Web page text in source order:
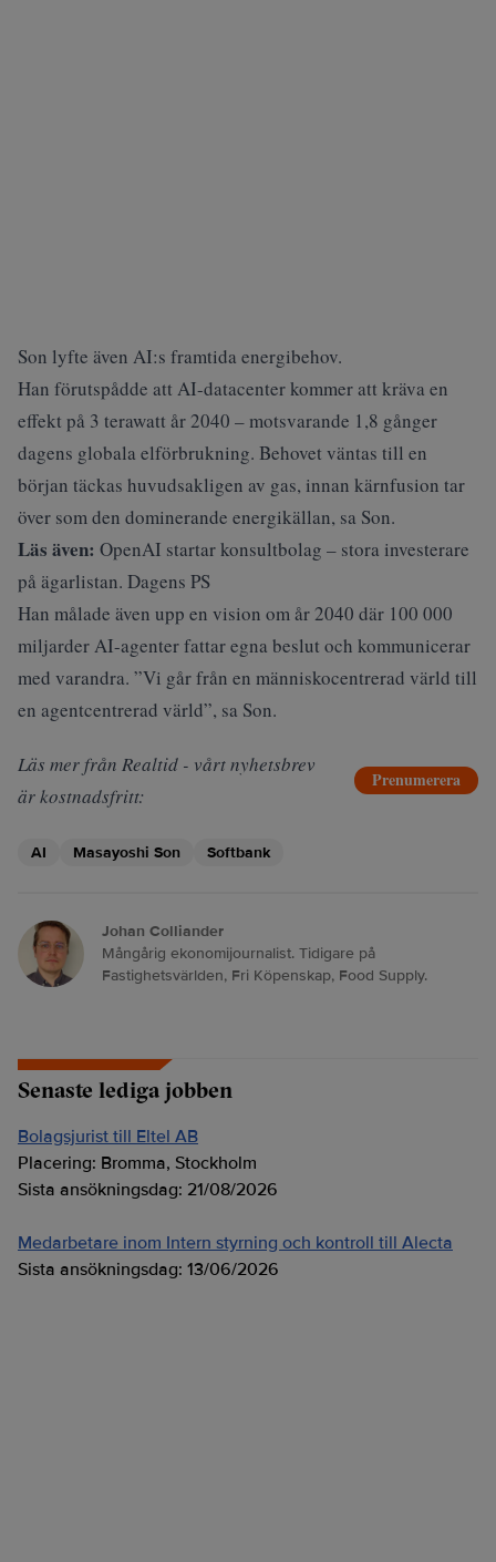
Son lyfte även AI:s framtida energibehov.
Han förutspådde att AI-datacenter kommer att kräva en
effekt på 3 terawatt år 2040 – motsvarande 1,8 gånger
dagens globala elförbrukning. Behovet väntas till en
början täckas huvudsakligen av gas, innan kärnfusion tar
över som den dominerande energikällan, sa Son.
Läs även: OpenAI startar konsultbolag – stora investerare
på ägarlistan. Dagens PS
Han målade även upp en vision om år 2040 där 100 000
miljarder AI-agenter fattar egna beslut och kommunicerar
med varandra. ”Vi går från en människocentrerad värld till
en agentcentrerad värld”, sa Son.
Läs mer från Realtid - vårt nyhetsbrev
är kostnadsfritt:
Prenumerera
AI Masayoshi Son Softbank
Johan Colliander
Mångårig ekonomijournalist. Tidigare på
Fastighetsvärlden, Fri Köpenskap, Food Supply.
Senaste lediga jobben
Bolagsjurist till Eltel AB
Placering: Bromma, Stockholm
Sista ansökningsdag: 21/08/2026
Medarbetare inom Intern styrning och kontroll till Alecta
Sista ansökningsdag: 13/06/2026